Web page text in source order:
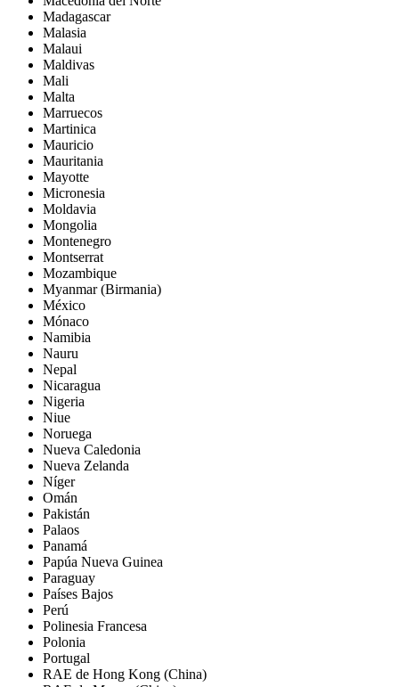
Madagascar
Malasia
Malaui
Maldivas
Mali
Malta
Marruecos
Martinica
Mauricio
Mauritania
Mayotte
Micronesia
Moldavia
Mongolia
Montenegro
Montserrat
Mozambique
Myanmar (Birmania)
México
Mónaco
Namibia
Nauru
Nepal
Nicaragua
Nigeria
Niue
Noruega
Nueva Caledonia
Nueva Zelanda
Níger
Omán
Pakistán
Palaos
Panamá
Papúa Nueva Guinea
Paraguay
Países Bajos
Perú
Polinesia Francesa
Polonia
Portugal
RAE de Hong Kong (China)